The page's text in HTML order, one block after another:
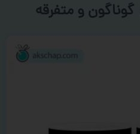
گوناگون و متفرقه